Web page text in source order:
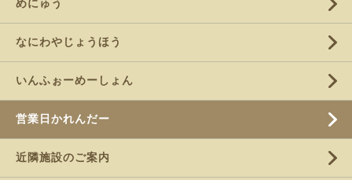
めにゅう
なにわやじょうほう
いんふぉーめーしょん
営業日かれんだー
近隣施設のご案内